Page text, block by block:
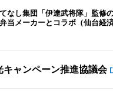
なし集団「伊達武将隊」監修
当メーカーとコラボ（仙台経済
キャンペーン推進協議会